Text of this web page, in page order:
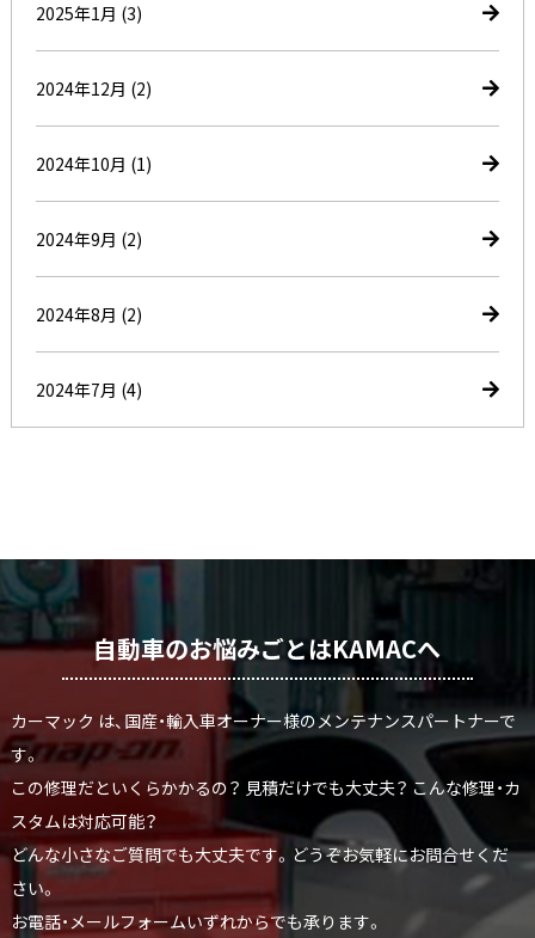
2025年1月 (3)
2024年12月 (2)
2024年10月 (1)
2024年9月 (2)
2024年8月 (2)
2024年7月 (4)
自動車のお悩みごとはKAMACへ
カーマック は、国産・輸入車オーナー様のメンテナンスパートナーで
す。
この修理だといくらかかるの？ 見積だけでも大丈夫？ こんな修理・カ
スタムは対応可能？
どんな小さなご質問でも大丈夫です。どうぞお気軽にお問合せくだ
さい。
お電話・メールフォームいずれからでも承ります。